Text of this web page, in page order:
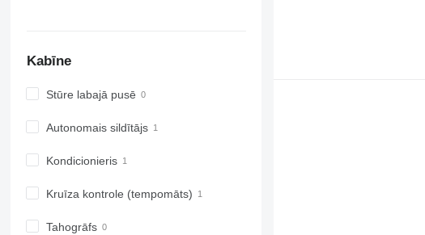
Kabīne
Stūre labajā pusē
Autonomais sildītājs
Kondicionieris
Kruīza kontrole (tempomāts)
Tahogrāfs